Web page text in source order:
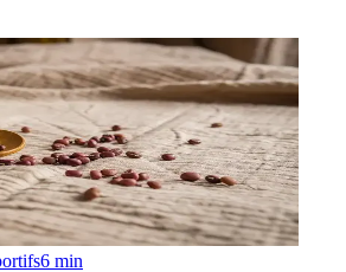
6 min